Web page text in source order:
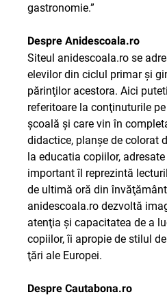
gastronomie.”
Despre Anidescoala.ro
Siteul anidescoala.ro se
elevilor din ciclul primar şi
părinţilor acestora. Aici
referitoare la conţinuturile
şcoală şi care vin în
didactice, planşe de colorat
la educatia copiilor,
important îl reprezintă
de ultimă oră din
anidescoala.ro dezvoltă
atenţia şi capacitatea de a
copiilor, îi apropie de stilul
ţări ale Europei.
Despre Cautabona.ro